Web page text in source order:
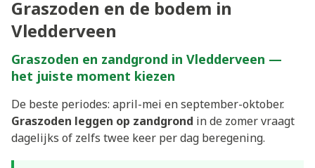
Graszoden en de bodem in
Vledderveen
Graszoden en zandgrond in Vledderveen —
het juiste moment kiezen
De beste periodes: april-mei en september-oktober.
Graszoden leggen op zandgrond in de zomer vraagt
dagelijks of zelfs twee keer per dag beregening.